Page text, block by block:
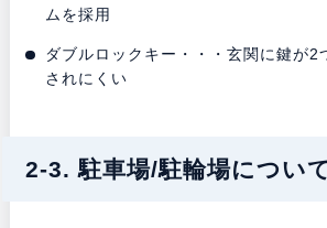
ムを採用
ダブルロックキー・・・玄関に鍵が2
されにくい
2-3. 駐車場/駐輪場につい